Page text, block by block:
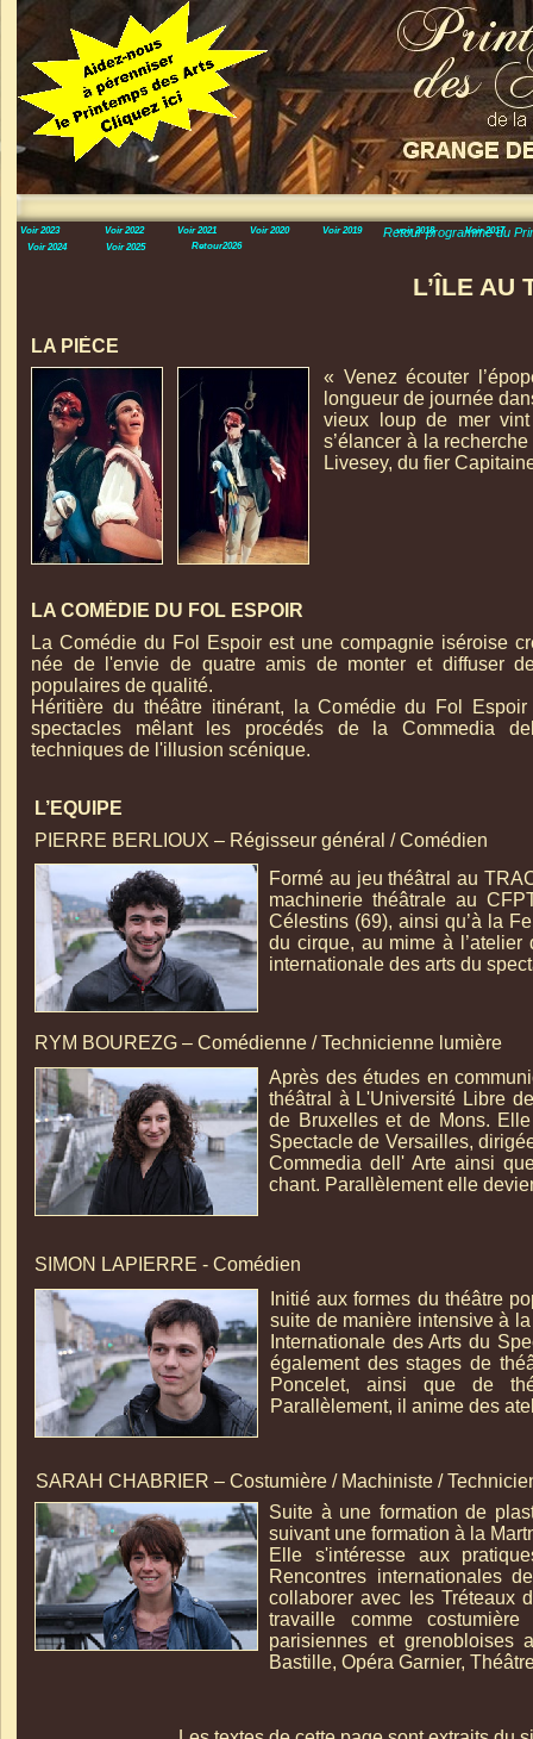
Retour programme du
L’ÎLE AU
« Venez écouter
longueur de journée
vieux loup de mer
s’élancer à la
Livesey, du fier
La Comédie du Fol Espoir est une compagnie iséroise
née de l'envie de quatre amis de monter et diffuser
populaires de qualité.
Héritière du théâtre itinérant, la Comédie du Fol
spectacles mêlant les procédés de la Commedia
techniques de l'illusion scénique.
Formé au jeu théâtral au
machinerie théâtrale au
Célestins (69), ainsi qu’à la
du cirque, au mime à
internationale des arts du
Après des études en
théâtral à L'Université Libre
de Bruxelles et de Mons.
Spectacle de Versailles,
Commedia dell' Arte ainsi
chant. Parallèlement elle
Suite à une formation de
suivant une formation à la
Elle s'intéresse aux
Rencontres internationales
collaborer avec les Tréteaux
travaille comme
parisiennes et grenobloises
Bastille, Opéra Garnier,
PIERRE BERLIOUX – Régisseur général / Comédien
RYM BOUREZG – Comédienne / Technicienne lumière
SARAH CHABRIER – Costumière / Machiniste /
LA PIÈCE
LA COMÉDIE DU FOL ESPOIR
L’EQUIPE
Initié aux formes du théâtre
suite de manière intensive à
Internationale des Arts du
également des stages de
Poncelet, ainsi que de
Parallèlement, il anime des
SIMON LAPIERRE - Comédien
Voir 2023 Voir 2022 Voir 2021 Voir 2020 Voir 2019 voir 2018
Voir 2017
Voir 2024
Voir 2025 Retour2026